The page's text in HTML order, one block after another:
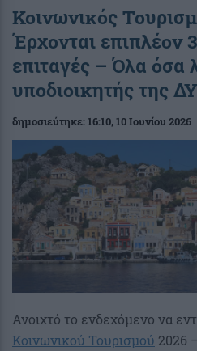
Κοινωνικός
Έρχονται επιπλέον
επιταγές – Όλα όσα
υποδιοικητής της
δημοσιεύτηκε:16:10, 10 Ιουνίου 2026
Ανοιχτό το ενδεχόμενο να
Κοινωνικού Τουρισμού 2026